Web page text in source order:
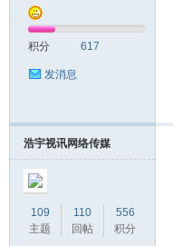
积分 617
发消息
浩宇视讯网络传媒
109
主题
110
回帖
556
积分